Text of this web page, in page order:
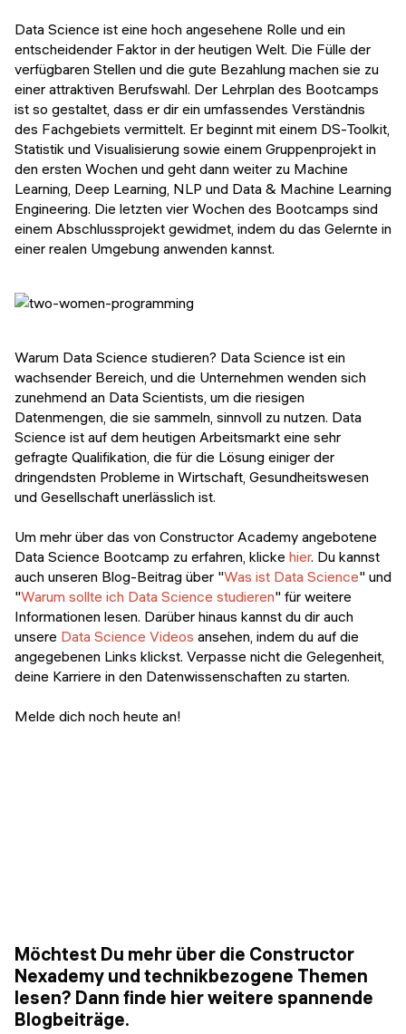
Data Science ist eine hoch angesehene Rolle und ein
entscheidender Faktor in der heutigen Welt. Die Fülle der
verfügbaren Stellen und die gute Bezahlung machen sie zu
einer attraktiven Berufswahl. Der Lehrplan des Bootcamps
ist so gestaltet, dass er dir ein umfassendes Verständnis
des Fachgebiets vermittelt. Er beginnt mit einem DS-Toolkit,
Statistik und Visualisierung sowie einem Gruppenprojekt in
den ersten Wochen und geht dann weiter zu Machine
Learning, Deep Learning, NLP und Data & Machine Learning
Engineering. Die letzten vier Wochen des Bootcamps sind
einem Abschlussprojekt gewidmet, indem du das Gelernte in
einer realen Umgebung anwenden kannst.
Warum Data Science studieren? Data Science ist ein
wachsender Bereich, und die Unternehmen wenden sich
zunehmend an Data Scientists, um die riesigen
Datenmengen, die sie sammeln, sinnvoll zu nutzen. Data
Science ist auf dem heutigen Arbeitsmarkt eine sehr
gefragte Qualifikation, die für die Lösung einiger der
dringendsten Probleme in Wirtschaft, Gesundheitswesen
und Gesellschaft unerlässlich ist.
Um mehr über das von Constructor Academy angebotene
Data Science Bootcamp zu erfahren, klicke hier. Du kannst
auch unseren Blog-Beitrag über "Was ist Data Science" und
"Warum sollte ich Data Science studieren" für weitere
Informationen lesen. Darüber hinaus kannst du dir auch
unsere Data Science Videos ansehen, indem du auf die
angegebenen Links klickst. Verpasse nicht die Gelegenheit,
deine Karriere in den Datenwissenschaften zu starten.
Melde dich noch heute an!
Möchtest Du mehr über die Constructor
Nexademy und technikbezogene Themen
lesen? Dann finde hier weitere spannende
Blogbeiträge.